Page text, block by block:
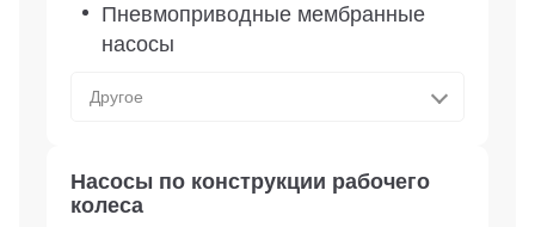
Пневмоприводные мембранные
насосы
Другое
Насосы по конструкции рабочего
колеса